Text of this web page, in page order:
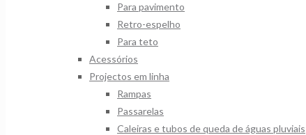
Para pavimento
Retro-espelho
Para teto
Acessórios
Projectos em linha
Rampas
Passarelas
Caleiras e tubos de queda de águas pluviais